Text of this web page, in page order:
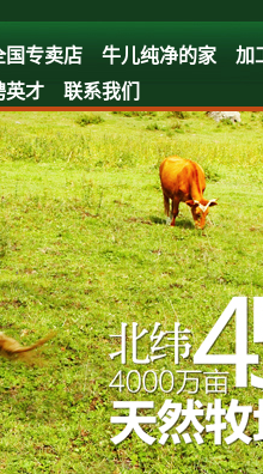
国专卖店 牛儿纯净的家 加
英才 联系我们